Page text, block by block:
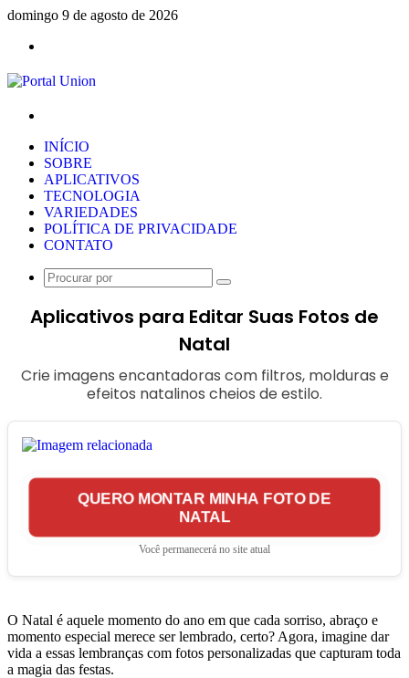
domingo 9 de agosto de 2026
INÍCIO
SOBRE
APLICATIVOS
TECNOLOGIA
VARIEDADES
POLÍTICA DE PRIVACIDADE
CONTATO
Procurar
Aplicativos para Editar Suas Fotos de
Natal
Crie imagens encantadoras com filtros, molduras e
efeitos natalinos cheios de estilo.
QUERO MONTAR MINHA FOTO DE
NATAL
Você permanecerá no site atual
O Natal é aquele momento do ano em que cada sorriso, abraço e
momento especial merece ser lembrado, certo? Agora, imagine dar
vida a essas lembranças com fotos personalizadas que capturam toda
a magia das festas.